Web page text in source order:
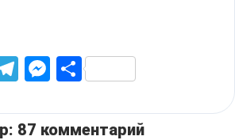
Telegram
Messenger
Share
87 комментарий